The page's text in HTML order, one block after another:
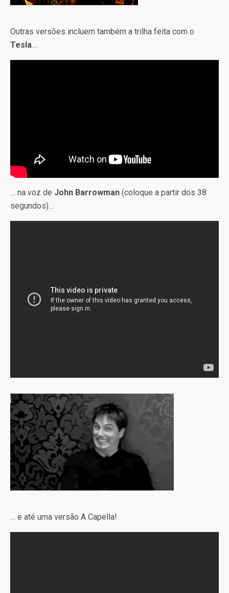
Outras versões incluem também a trilha feita com o
Tesla…
… na voz de John Barrowman (coloque a partir dos 38
segundos)…
… e até uma versão A Capella!